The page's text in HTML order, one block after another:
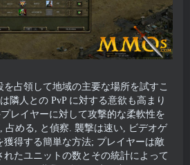
占領して地域の主要な場所を試すこ
隣人との PvP に対する意欲も高まり
レイヤーに対して攻撃的な柔軟性を
占める, と偵察. 襲撃は速い, ビデオゲ
獲得する簡単な方法; プレイヤーは敵
たユニットの数とその統計によって